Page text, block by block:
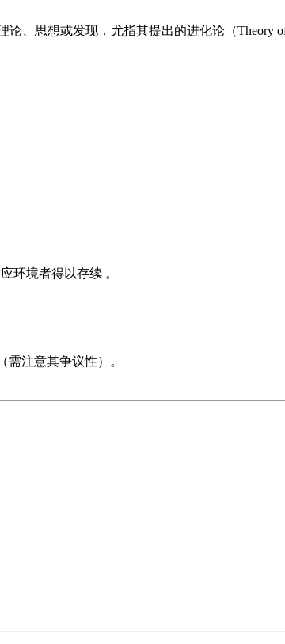
、思想或发现，尤指其提出的进化论（Theory
环境者得以存续 。
注意其争议性）。